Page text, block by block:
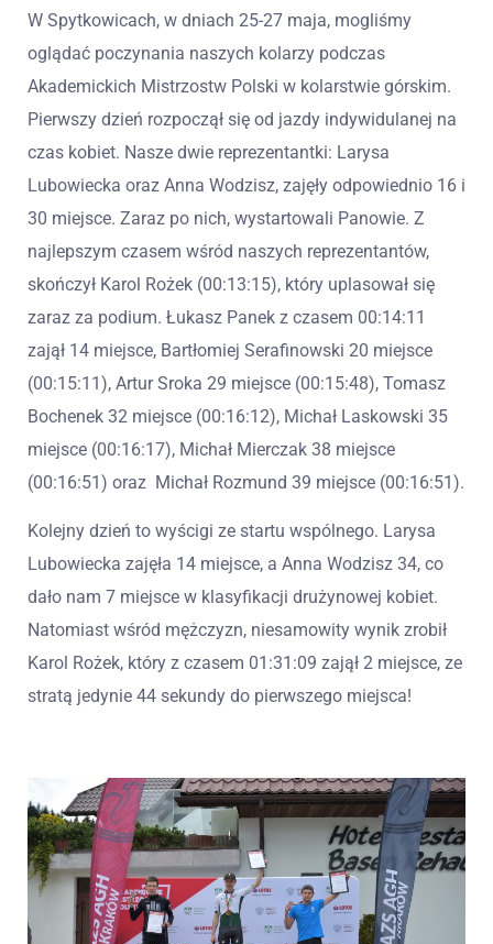
W Spytkowicach, w dniach 25-27 maja, mogliśmy
oglądać poczynania naszych kolarzy podczas
Akademickich Mistrzostw Polski w kolarstwie górskim.
Pierwszy dzień rozpoczął się od jazdy indywidulanej na
czas kobiet. Nasze dwie reprezentantki: Larysa
Lubowiecka oraz Anna Wodzisz, zajęły odpowiednio 16 i
30 miejsce. Zaraz po nich, wystartowali Panowie. Z
najlepszym czasem wśród naszych reprezentantów,
skończył Karol Rożek (00:13:15), który uplasował się
zaraz za podium. Łukasz Panek z czasem 00:14:11
zajął 14 miejsce, Bartłomiej Serafinowski 20 miejsce
(00:15:11), Artur Sroka 29 miejsce (00:15:48), Tomasz
Bochenek 32 miejsce (00:16:12), Michał Laskowski 35
miejsce (00:16:17), Michał Mierczak 38 miejsce
(00:16:51) oraz Michał Rozmund 39 miejsce (00:16:51).
Kolejny dzień to wyścigi ze startu wspólnego. Larysa
Lubowiecka zajęła 14 miejsce, a Anna Wodzisz 34, co
dało nam 7 miejsce w klasyfikacji drużynowej kobiet.
Natomiast wśród mężczyzn, niesamowity wynik zrobił
Karol Rożek, który z czasem 01:31:09 zajął 2 miejsce, ze
stratą jedynie 44 sekundy do pierwszego miejsca!